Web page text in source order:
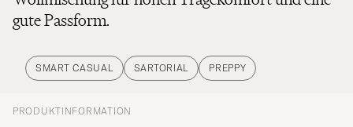
gute Passform.
SMART CASUAL SARTORIAL PREPPY
PRODUKTINFORMATION